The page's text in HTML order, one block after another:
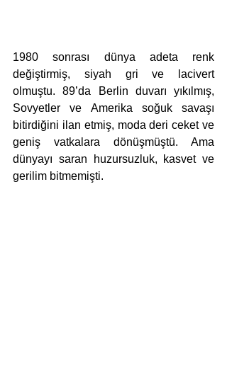
1980 sonrası dünya adeta renk
değiştirmiş, siyah gri ve lacivert
olmuştu. 89’da Berlin duvarı yıkılmış,
Sovyetler ve Amerika soğuk savaşı
bitirdiğini ilan etmiş, moda deri ceket ve
geniş vatkalara dönüşmüştü. Ama
dünyayı saran huzursuzluk, kasvet ve
gerilim bitmemişti.